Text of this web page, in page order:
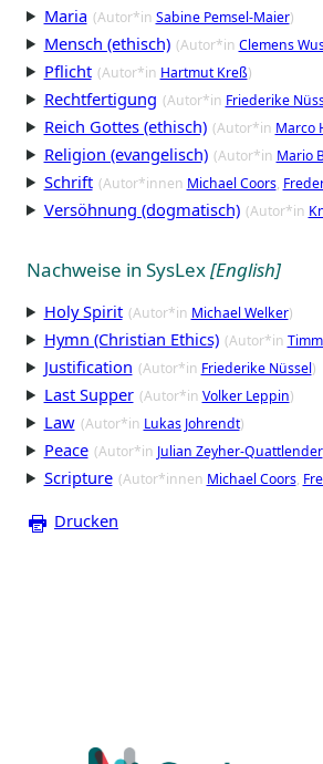
Maria (Autor*in Sabine Pemsel-Maier)
Mensch (ethisch) (Autor*in Clemens
Pflicht (Autor*in Hartmut Kreß)
Rechtfertigung (Autor*in Friederike
Reich Gottes (ethisch) (Autor*in Marco
Religion (evangelisch) (Autor*in Mario
Schrift (Autor*innen Michael Coors
Versöhnung (dogmatisch) (Autor*in
Nachweise in SysLex[English]
Holy Spirit (Autor*in Michael Welker)
Hymn (Christian Ethics) (Autor*in
Justification (Autor*in Friederike Nüssel)
Last Supper (Autor*in Volker Leppin)
Law (Autor*in Lukas Johrendt)
Peace (Autor*in Julian Zeyher-Quattlender
Scripture (Autor*innen Michael Coors
Drucken